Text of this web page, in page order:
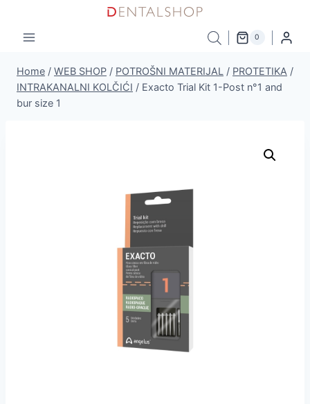
content
0
Home / WEB SHOP / POTROŠNI MATERIJAL / PROTETIKA /
INTRAKANALNI KOLČIĆI / Exacto Trial Kit 1-Post n°1 and
bur size 1